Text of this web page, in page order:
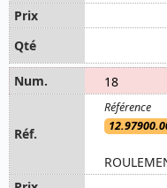
18